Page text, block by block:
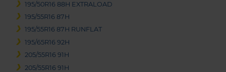
195/50R16 88H EXTRALOAD
195/55R16 87H
195/55R16 87H RUNFLAT
195/65R16 92H
205/55R16 91H
205/55R16 91H